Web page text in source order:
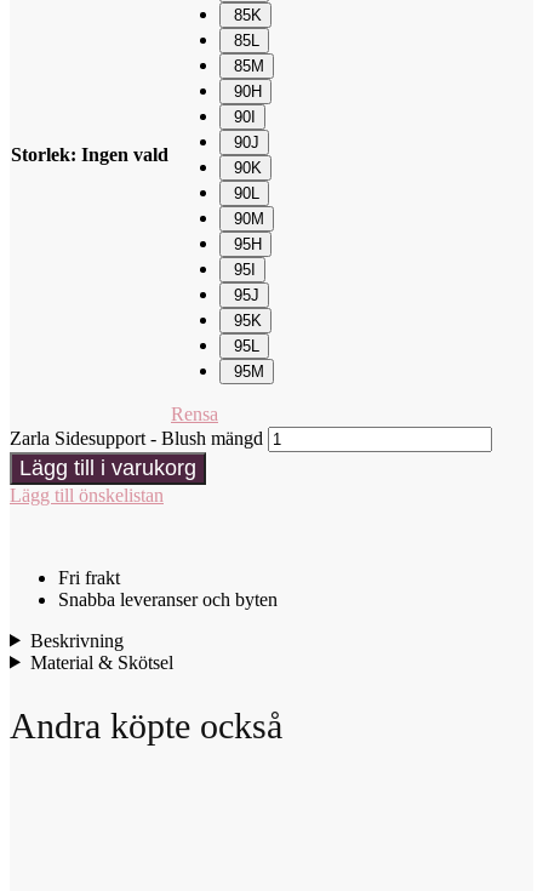
Storlek: Ingen vald
85K
85L
85M
90H
90I
90J
90K
90L
90M
95H
95I
95J
95K
95L
95M
Rensa
Zarla Sidesupport - Blush mängd
Lägg till i varukorg
Lägg till önskelistan
Fri frakt
Snabba leveranser och byten
Beskrivning
Material & Skötsel
Andra köpte också